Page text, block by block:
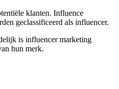
klanten. Influence
geclassificeerd als influencer.
is influencer marketing
hun merk.